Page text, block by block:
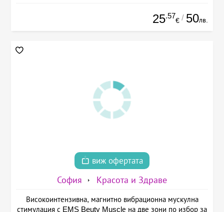
25.57
€ / 50лв.
виж офертата
София Красота и Здраве
Високоинтензивна, магнитно вибрационна мускулна
стимулация с EMS Beuty Musclе на две зони по избор за